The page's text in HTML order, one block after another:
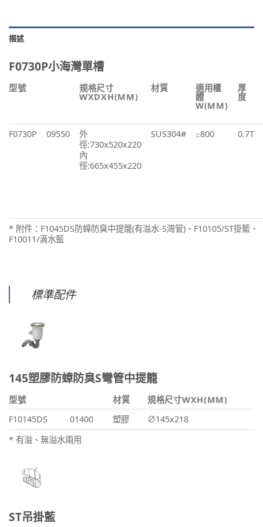
描述
F0730P小海灣單槽
型號 規格尺寸
WXDXH(MM)
材質 適用櫃
體
W(MM)
厚
度
F0730P 09550
外
徑:730x520x220
內
徑:665x455x220
SUS304# ≥800 0.7T
* 附件：F1045DS防蟑防臭中提籠(有溢水-S灣管)、F10105/ST掛籃、
F10011/滴水藍
標準配件
145塑膠防蟑防臭S彎管中提籠
型號 材質
規格尺寸WXH(MM)
F10145DS
01400 塑膠
∅145x218
* 有溢、無溢水兩用
ST吊掛藍